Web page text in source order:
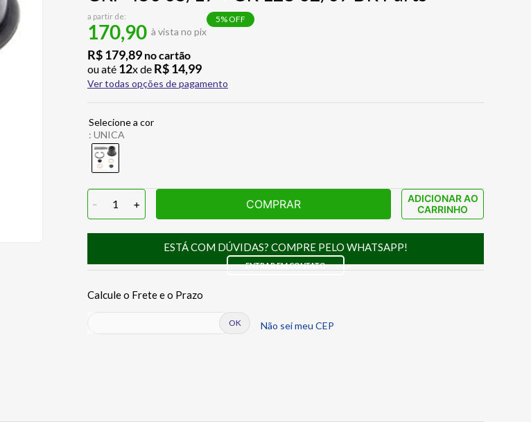
a partir de:
170,90 à vista no pix
5% OFF
R$179,89 no cartão
ou até 12x de R$14,99
Ver todas opções de pagamento
: UNICA
- 1 + COMPRAR
ADICIONAR AO
CARRINHO
ESTÁ COM DÚVIDAS? COMPRE PELO WHATSAPP!
ENTRAR EM CONTATO
Não sei meu CEP